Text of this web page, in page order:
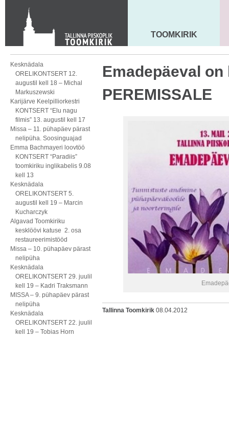
Toom-Kooli 6, 10130 TALLINN
tallinna.toom
+372 644 4140
MAARJA KIRIK
TOOMKIRIK
Kesknädala
ORELIKONTSERT 12.
augustil kell 18 – Michal
Markuszewski
Karijärve Keelpilliorkestri
KONTSERT “Elu nagu
filmis” 13. augustil kell 17
Missa – 11. pühapäev pärast
nelipüha. Soosinguajad
Emma Bachmayeri loovtöö
KONTSERT “Paradiis”
toomkiriku inglikabelis 9.08
kell 13
Kesknädala
ORELIKONTSERT 5.
augustil kell 19 – Marcin
Kucharczyk
Algavad Toomkiriku
kesklöövi katuse 2. osa
restaureerimistööd
Missa – 10. pühapäev pärast
nelipüha
Kesknädala
ORELIKONTSERT 29. juulil
kell 19 – Kadri Traksmann
MISSA – 9. pühapäev pärast
nelipüha
Kesknädala
ORELIKONTSERT 22. juulil
kell 19 – Tobias Horn
Emadepäeval
PEREMISSALE
Tallinna Toomkirik 08.04.2012